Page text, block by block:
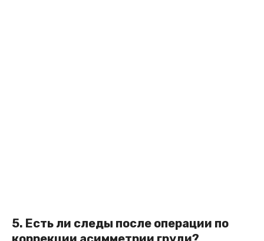
5. Есть ли следы после операции по